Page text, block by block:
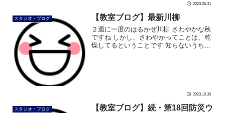
2023.05.31
スタジオ・ブログ 【教室ブログ】最新川柳
２週に一度のはるかぜ川柳 さわやかな秋
ですね しかし、さわやかってことは、乾
燥してるということです 知らないうち
2023.10.30
スタジオ・ブログ
【教室ブログ】続・第18回防災ウ